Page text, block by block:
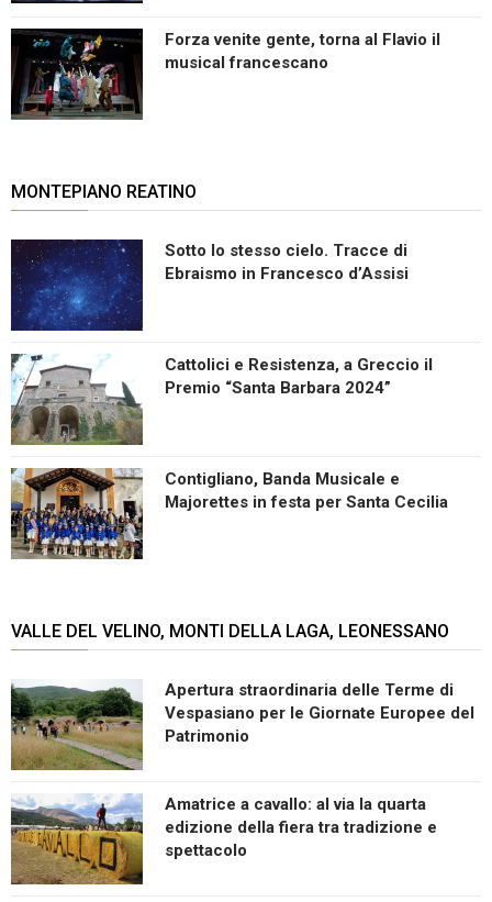
Forza venite gente, torna al Flavio il
musical francescano
MONTEPIANO REATINO
Sotto lo stesso cielo. Tracce di
Ebraismo in Francesco d’Assisi
Cattolici e Resistenza, a Greccio il
Premio “Santa Barbara 2024”
Contigliano, Banda Musicale e
Majorettes in festa per Santa Cecilia
VALLE DEL VELINO, MONTI DELLA LAGA, LEONESSANO
Apertura straordinaria delle Terme di
Vespasiano per le Giornate Europee del
Patrimonio
Amatrice a cavallo: al via la quarta
edizione della fiera tra tradizione e
spettacolo